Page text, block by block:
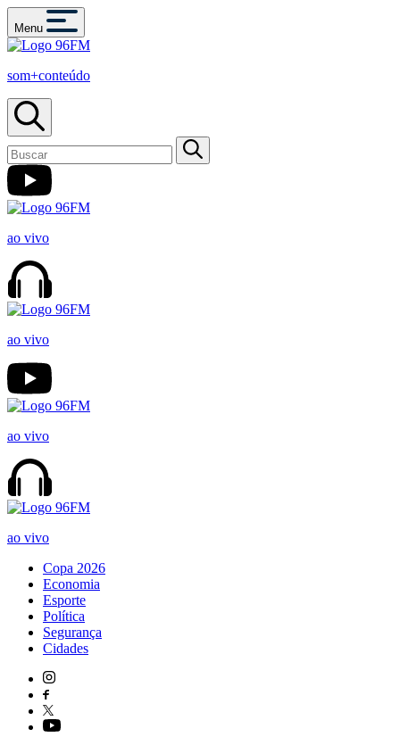
Menu
som+conteúdo
ao vivo
ao vivo
ao vivo
ao vivo
Copa 2026
Economia
Esporte
Política
Segurança
Cidades